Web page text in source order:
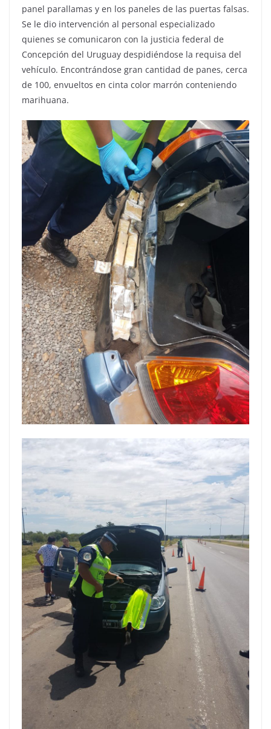
panel parallamas y en los paneles de las puertas falsas.
Se le dio intervención al personal especializado
quienes se comunicaron con la justicia federal de
Concepción del Uruguay despidiéndose la requisa del
vehículo. Encontrándose gran cantidad de panes, cerca
de 100, envueltos en cinta color marrón conteniendo
marihuana.